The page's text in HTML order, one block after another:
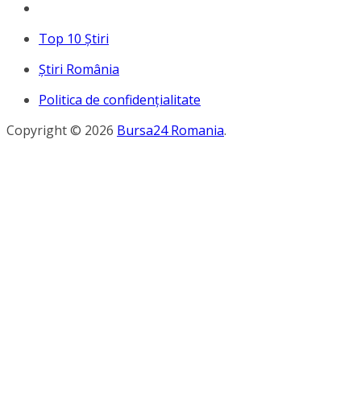
Top 10 Ştiri
Ştiri România
Politica de confidențialitate
Copyright © 2026 Bursa24 Romania.